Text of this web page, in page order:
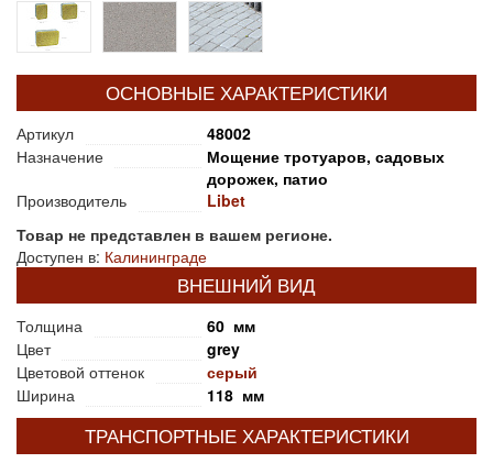
ОСНОВНЫЕ ХАРАКТЕРИСТИКИ
Артикул
48002
Назначение
Мощение тротуаров, садовых
дорожек, патио
Производитель
Libet
Товар не представлен в вашем регионе.
Доступен в: Калининграде
ВНЕШНИЙ ВИД
Толщина
60 мм
Цвет
grey
Цветовой оттенок
серый
Ширина
118 мм
ТРАНСПОРТНЫЕ ХАРАКТЕРИСТИКИ